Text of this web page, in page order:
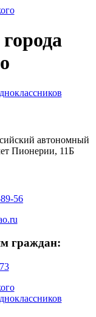
автономный
Пионерии, 11Б
56
граждан: